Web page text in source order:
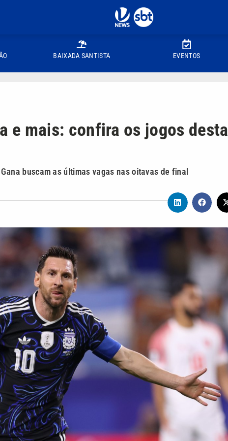
BAIXADA SANTISTA EVENTOS
e mais: confira os jogos desta
buscam as últimas vagas nas oitavas de final